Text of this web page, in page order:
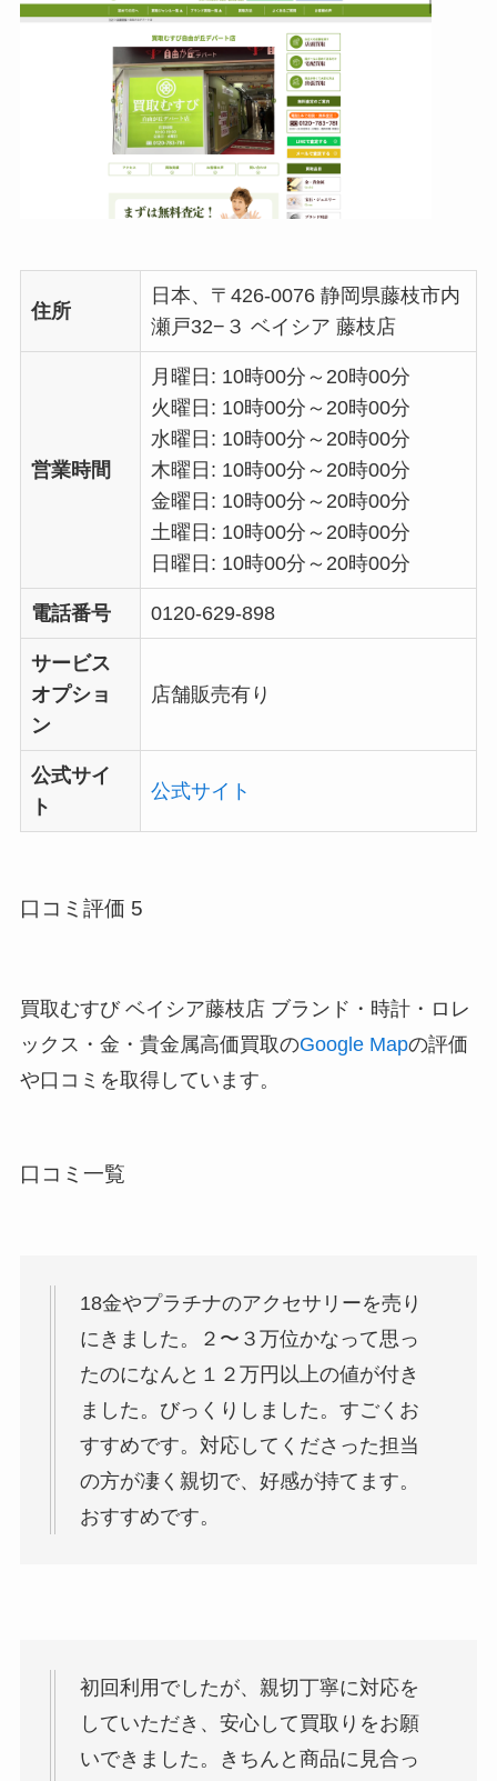
住所
日本、〒426-0076 静岡県藤枝市内
瀬戸32−３ ベイシア 藤枝店
営業時間
月曜日: 10時00分～20時00分
火曜日: 10時00分～20時00分
水曜日: 10時00分～20時00分
木曜日: 10時00分～20時00分
金曜日: 10時00分～20時00分
土曜日: 10時00分～20時00分
日曜日: 10時00分～20時00分
電話番号 0120-629-898
サービス
オプショ
ン
店舗販売有り
公式サイ
ト
公式サイト
口コミ評価 5
買取むすび ベイシア藤枝店 ブランド・時計・ロレ
ックス・金・貴金属高価買取のGoogle Mapの評価
や口コミを取得しています。
口コミ一覧
18金やプラチナのアクセサリーを売り
にきました。２〜３万位かなって思っ
たのになんと１２万円以上の値が付き
ました。びっくりしました。すごくお
すすめです。対応してくださった担当
の方が凄く親切で、好感が持てます。
おすすめです。
初回利用でしたが、親切丁寧に対応を
していただき、安心して買取りをお願
いできました。きちんと商品に見合っ